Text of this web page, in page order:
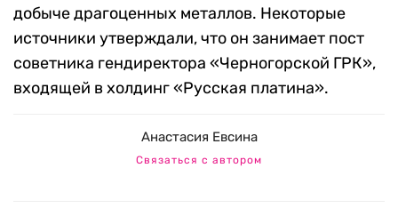
добыче драгоценных металлов. Некоторые
источники утверждали, что он занимает пост
советника гендиректора «Черногорской ГРК»,
входящей в холдинг «Русская платина».
Анастасия Евсина
Связаться с автором